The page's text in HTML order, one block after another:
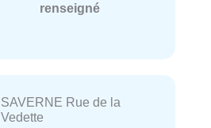
renseigné
SAVERNE Rue de la
Vedette